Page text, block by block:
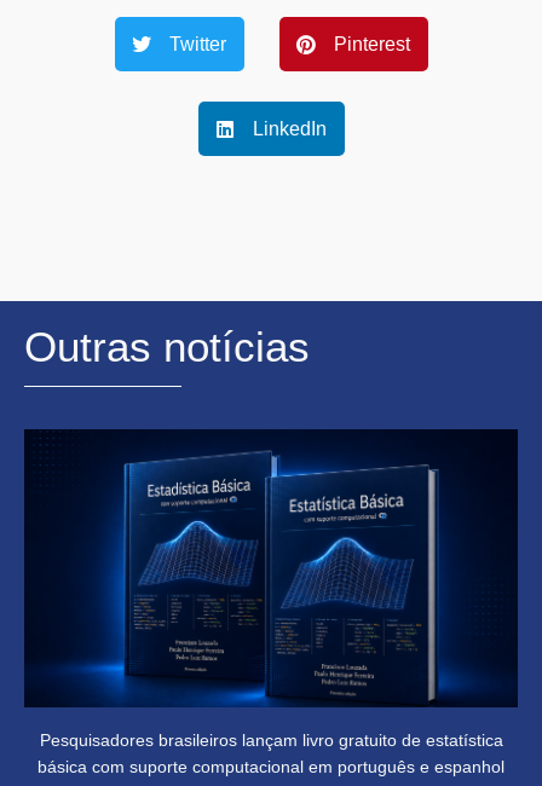
Twitter Pinterest
LinkedIn
Outras notícias
Pesquisadores brasileiros lançam livro gratuito de estatística
básica com suporte computacional em português e espanhol